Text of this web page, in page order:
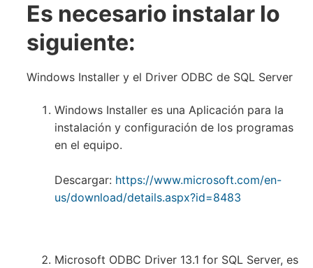
Es necesario instalar lo
siguiente:
Windows Installer y el Driver ODBC de SQL Server
Windows Installer es una Aplicación para la
instalación y configuración de los programas
en el equipo.
Descargar: https://www.microsoft.com/en-
us/download/details.aspx?id=8483
Microsoft ODBC Driver 13.1 for SQL Server, es